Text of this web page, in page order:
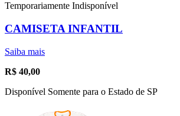
Temporariamente Indisponível
CAMISETA INFANTIL
Saiba mais
R$ 40,00
Disponível Somente para o Estado de SP